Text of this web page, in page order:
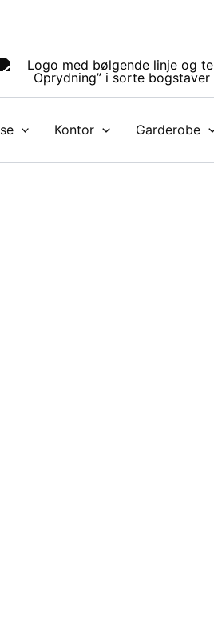
Kontor Garderobe